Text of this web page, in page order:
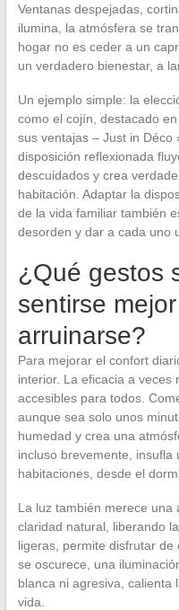
Ventanas despejadas,
ilumina, la atmósfera se
hogar no es ceder a un
un verdadero bienestar, a
Un ejemplo simple: la
como el cojín, destacado
sus ventajas – Just in Déco
disposición reflexionada
descuidados y crea
habitación. Adaptar la
de la vida familiar también
desorden y dar a cada uno
¿Qué gestos
sentirse
arruinarse?
Para mejorar el confort
interior. La eficacia a veces
accesibles para todos.
aunque sea solo unos
humedad y crea una
incluso brevemente,
habitaciones, desde el
La luz también merece una
claridad natural, liberando
ligeras, permite disfrutar
se oscurece, una
blanca ni agresiva, calienta
vida.